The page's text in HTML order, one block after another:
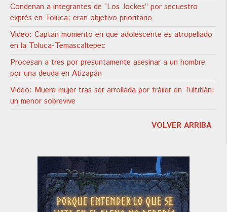
Condenan a integrantes de “Los Jockes” por secuestro
exprés en Toluca; eran objetivo prioritario
Video: Captan momento en que adolescente es atropellado
en la Toluca-Temascaltepec
Procesan a tres por presuntamente asesinar a un hombre
por una deuda en Atizapán
Video: Muere mujer tras ser arrollada por tráiler en Tultitlán;
un menor sobrevive
VOLVER ARRIBA